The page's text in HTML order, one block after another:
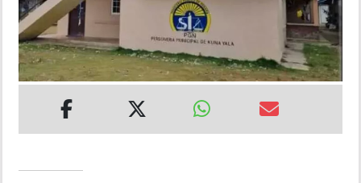
IMPRESO